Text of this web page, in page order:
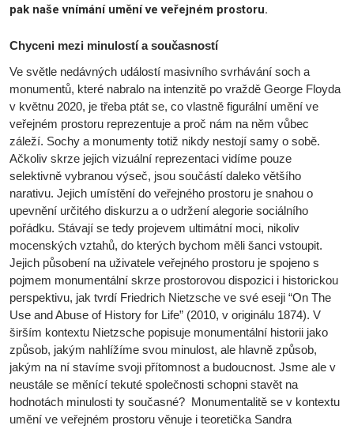
pak naše vnímání umění ve veřejném prostoru.
Chyceni mezi minulostí a současností
Ve světle nedávných událostí masivního svrhávání soch a
monumentů, které nabralo na intenzitě po vraždě George Floyda
v květnu 2020, je třeba ptát se, co vlastně figurální umění ve
veřejném prostoru reprezentuje a proč nám na něm vůbec
záleží. Sochy a monumenty totiž nikdy nestojí samy o sobě.
Ačkoliv skrze jejich vizuální reprezentaci vidíme pouze
selektivně vybranou výseč, jsou součástí daleko většího
narativu. Jejich umístění do veřejného prostoru je snahou o
upevnění určitého diskurzu a o udržení alegorie sociálního
pořádku. Stávají se tedy projevem ultimátní moci, nikoliv
mocenských vztahů, do kterých bychom měli šanci vstoupit.
Jejich působení na uživatele veřejného prostoru je spojeno s
pojmem monumentální skrze prostorovou dispozici i historickou
perspektivu, jak tvrdí Friedrich Nietzsche ve své eseji “On The
Use and Abuse of History for Life” (2010, v originálu 1874). V
širším kontextu Nietzsche popisuje monumentální historii jako
způsob, jakým nahlížíme svou minulost, ale hlavně způsob,
jakým na ní stavíme svoji přítomnost a budoucnost. Jsme ale v
neustále se měnící tekuté společnosti schopni stavět na
hodnotách minulosti ty současné? Monumentalitě se v kontextu
umění ve veřejném prostoru věnuje i teoretička Sandra